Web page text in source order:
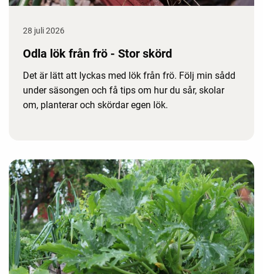
28 juli 2026
Odla lök från frö - Stor skörd
Det är lätt att lyckas med lök från frö. Följ min sådd
under säsongen och få tips om hur du sår, skolar
om, planterar och skördar egen lök.